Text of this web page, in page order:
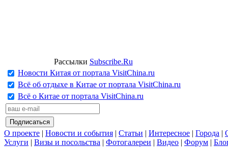
Рассылки Subscribe.Ru
Новости Китая от портала VisitChina.ru
Всё об отдыхе в Китае от портала VisitChina.ru
Всё о Китае от портала VisitChina.ru
О проекте | Новости и события | Статьи | Интересное | Города |
Услуги | Визы и посольства | Фотогалереи | Видео | Форум |